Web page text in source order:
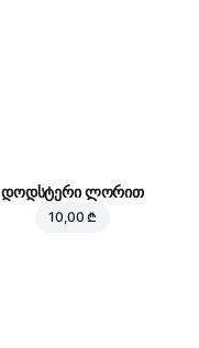
დოდსტერი ლორით
10,00 ₾